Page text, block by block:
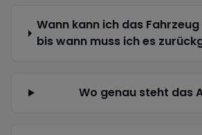
Wann kann ich das
bis wann muss ich es
Wo genau steht das